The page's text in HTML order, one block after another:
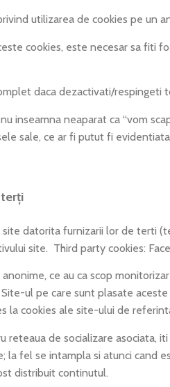
utilizarea de cookies pe un
este necesar sa fiti
daca dezactivati/respingeti
neaparat ca “vom
sale, ce ar fi putut fi
datorita furnizarii lor de terti
site. Third party cookies:
ce au ca scop
ul pe care sunt plasate
la cookies ale site-ului de
de socializare asociata, iti
la fel se intampla si atunci
distribuit continutul.